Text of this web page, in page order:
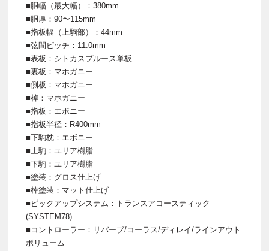
■胴幅（最大幅）：380mm
■胴厚：90〜115mm
■指板幅（上駒部）：44mm
■弦間ピッチ：11.0mm
■表板：シトカスプルース単板
■裏板：マホガニー
■側板：マホガニー
■棹：マホガニー
■指板：エボニー
■指板半径：R400mm
■下駒枕：エボニー
■上駒：ユリア樹脂
■下駒：ユリア樹脂
■塗装：グロス仕上げ
■棹塗装：マット仕上げ
■ピックアップシステム：トランスアコースティック
(SYSTEM78)
■コントローラー：リバーブ/コーラス/ディレイ/ラインアウト
ボリューム